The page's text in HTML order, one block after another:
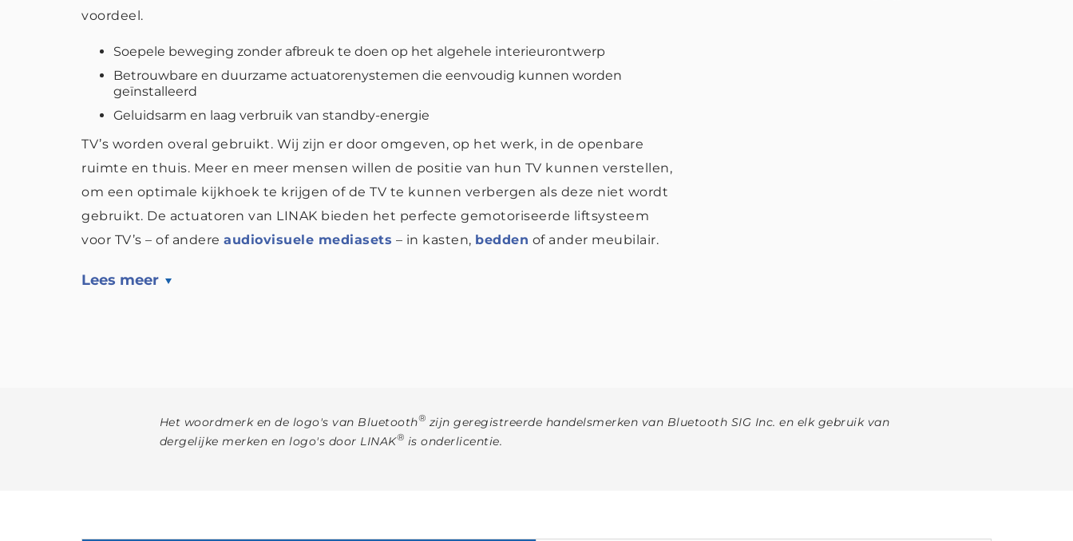
voordeel.
Soepele beweging zonder afbreuk te doen op het algehele interieurontwerp
Betrouwbare en duurzame actuatorenystemen die eenvoudig kunnen worden
geïnstalleerd
Geluidsarm en laag verbruik van standby-energie
TV’s worden overal gebruikt. Wij zijn er door omgeven, op het werk, in de openbare
ruimte en thuis. Meer en meer mensen willen de positie van hun TV kunnen verstellen,
om een optimale kijkhoek te krijgen of de TV te kunnen verbergen als deze niet wordt
gebruikt. De actuatoren van LINAK bieden het perfecte gemotoriseerde liftsysteem
voor TV’s – of andere audiovisuele mediasets – in kasten, bedden of ander meubilair.
Lees meer
Het woordmerk en de logo's van Bluetooth® zijn geregistreerde handelsmerken van Bluetooth SIG Inc. en elk gebruik van
dergelijke merken en logo's door LINAK® is onderlicentie.